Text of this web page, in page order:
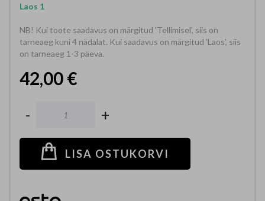
Laos 1
NB! Kui toote saadavus on märgitud 'Tellimisel', siis on
tarneaeg kuni 4 nädalat. Kui saadavus on märgitud 'Laos', siis
on tarneaeg 1-3 päeva.
42,00 €
- +
LISA OSTUKORVI